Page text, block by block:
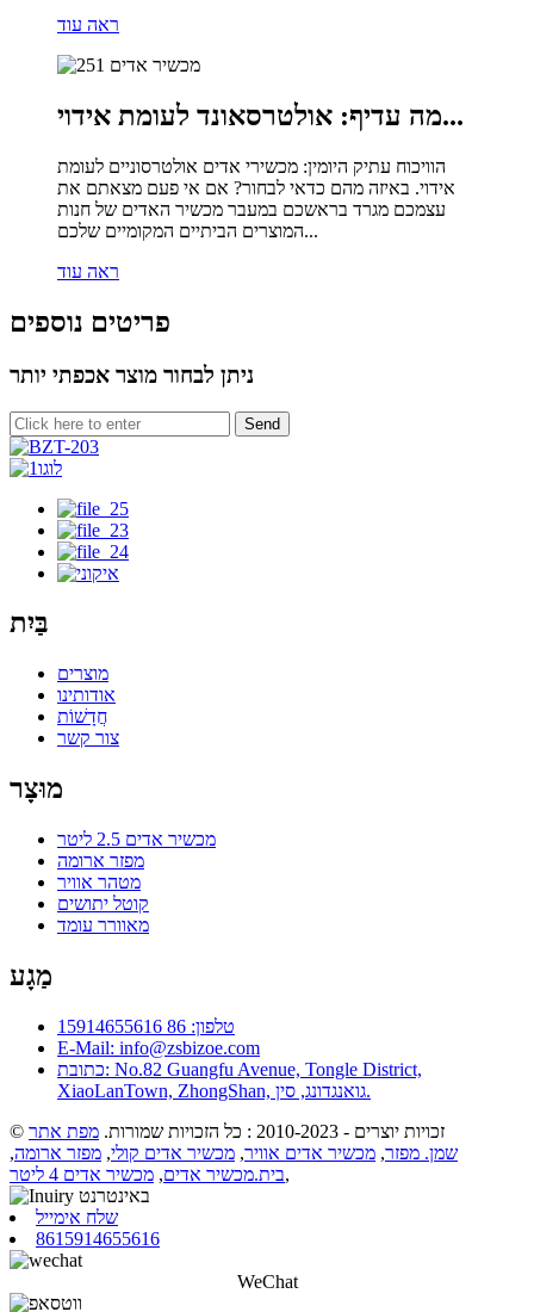
ראה עוד
מה עדיף: אולטרסאונד לעומת אידוי...
הוויכוח עתיק היומין: מכשירי אדים אולטרסוניים לעומת
אידוי. באיזה מהם כדאי לבחור? אם אי פעם מצאתם את
עצמכם מגרד בראשכם במעבר מכשיר האדים של חנות
המוצרים הביתיים המקומיים שלכם...
ראה עוד
פריטים נוספים
ניתן לבחור מוצר אכפתי יותר
בַּיִת
מוצרים
אודותינו
חֲדָשׁוֹת
צור קשר
מוּצָר
מכשיר אדים 2.5 ליטר
מפזר ארומה
מטהר אוויר
קוטל יתושים
מאוורר עומד
מַגָע
טלפון: 86 15914655616
E-Mail: info@zsbizoe.com
כתובת: No.82 Guangfu Avenue, Tongle District,
XiaoLanTown, ZhongShan, גואנגדונג, סין.
© זכויות יוצרים - 2010-2023 : כל הזכויות שמורות.
מפת אתר
שמן. מפזר, מכשיר אדים אוויר, מכשיר אדים קולי, מפזר ארומה,
בית.מכשיר אדים, מכשיר אדים 4 ליטר ,
שלח אימייל
8615914655616
WeChat